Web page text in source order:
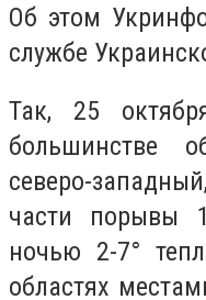
Об этом
службе
Так, 25
большинстве
северо-
части порывы
ночью 2-7°
областях